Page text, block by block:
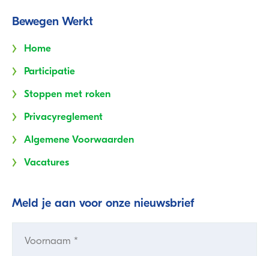
Bewegen Werkt
Home
Participatie
Stoppen met roken
Privacyreglement
Algemene Voorwaarden
Vacatures
Meld je aan voor onze nieuwsbrief